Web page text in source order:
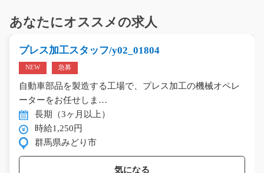
あなたにオススメの求人
プレス加工スタッフ/y02_01804
NEW 急募
自動車部品を製造する工場で、プレス加工の機械オペレ
ーターをお任せしま…
長期（3ヶ月以上）
時給1,250円
群馬県みどり市
気になる